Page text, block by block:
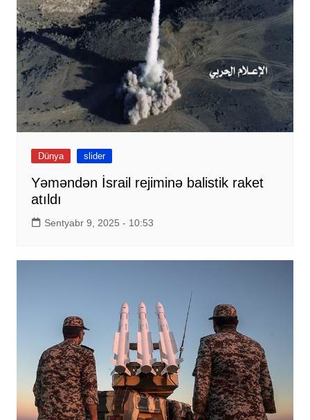
Dünya slider
Yəməndən İsrail rejiminə balistik raket
atıldı
Sentyabr 9, 2025 - 10:53